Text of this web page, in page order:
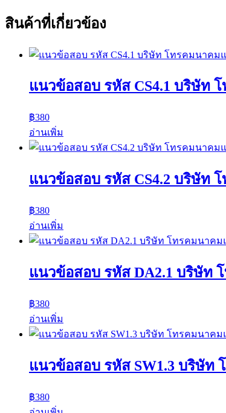
สินค้าที่เกี่ยวข้อง
แนวข้อสอบ รหัส CS4.1 บริษัท
฿380
อ่านเพิ่ม
แนวข้อสอบ รหัส CS4.2 บริษัท
฿380
อ่านเพิ่ม
แนวข้อสอบ รหัส DA2.1 บริษัท
฿380
อ่านเพิ่ม
แนวข้อสอบ รหัส SW1.3 บริษั
฿380